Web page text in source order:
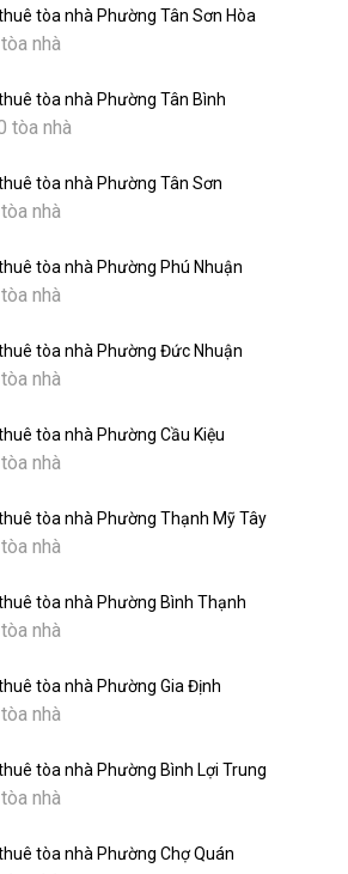
tòa nhà Phường Tân Sơn Hòa
nhà
tòa nhà Phường Tân Bình
tòa nhà
tòa nhà Phường Tân Sơn
nhà
tòa nhà Phường Phú Nhuận
nhà
tòa nhà Phường Đức Nhuận
nhà
tòa nhà Phường Cầu Kiệu
nhà
tòa nhà Phường Thạnh Mỹ Tây
nhà
tòa nhà Phường Bình Thạnh
nhà
tòa nhà Phường Gia Định
nhà
tòa nhà Phường Bình Lợi Trung
nhà
tòa nhà Phường Chợ Quán